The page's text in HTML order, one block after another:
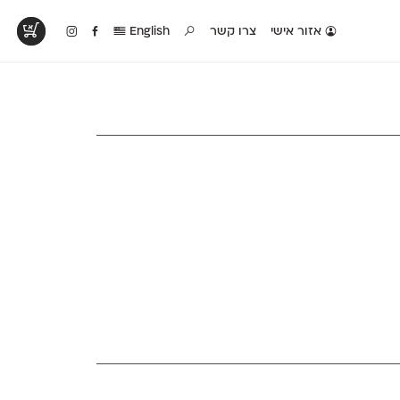
אזור אישי צרו קשר English
שנעשו עם
פונטים על־גבי דף A4
של הפונטים שלנו זה